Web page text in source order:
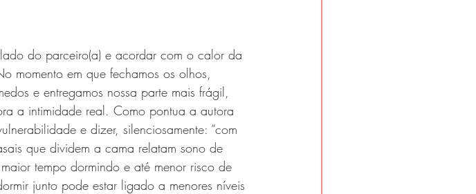
do parceiro(a) e acordar com o calor da
momento em que fechamos os olhos,
e entregamos nossa parte mais frágil,
a intimidade real. Como pontua a autora
e dizer, silenciosamente: “com
que dividem a cama relatam sono de
tempo dormindo e até menor risco de
junto pode estar ligado a menores níveis